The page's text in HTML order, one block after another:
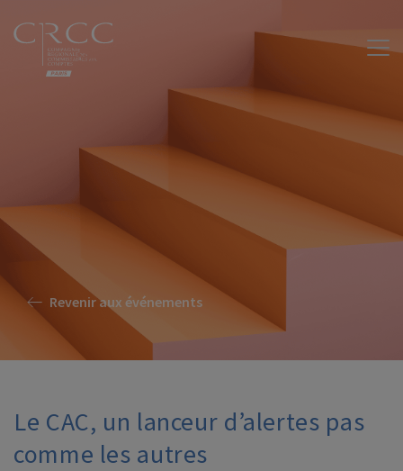
Revenir aux événements
Le CAC, un lanceur d’alertes pas
comme les autres